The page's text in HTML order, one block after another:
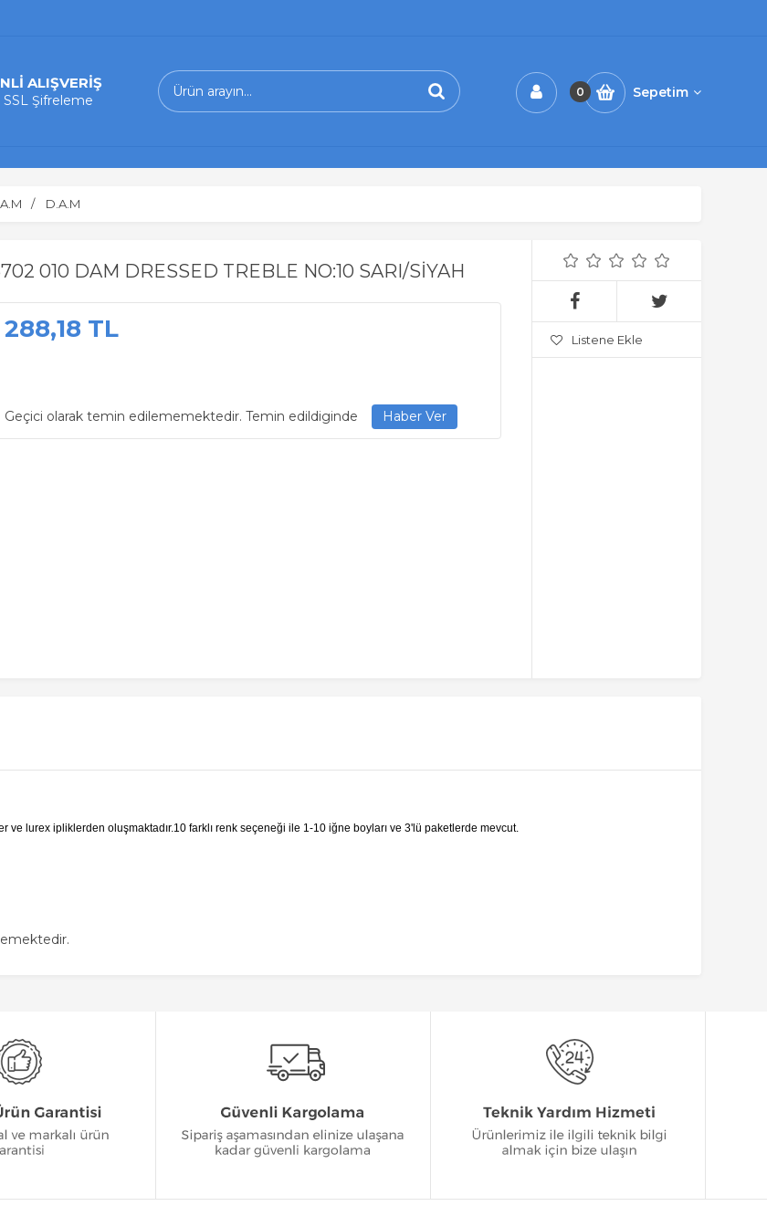
ALIŞVERİŞ
SSL Şifreleme
0 Sepetim
D.A.M
010 DAM DRESSED TREBLE NO:10 SARI/SİYAH
288,18 TL
Geçici olarak temin edilememektedir. Temin edildiginde
Listene Ekle
ve lurex ipliklerden oluşmaktadır.10 farklı renk seçeneği ile 1-10 iğne boyları ve 3'lü paketlerde mevcut.